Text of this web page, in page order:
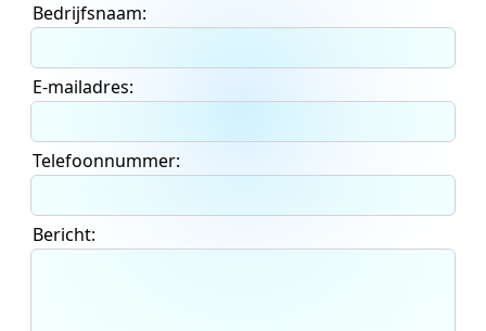
Bedrijfsnaam:
E-mailadres:
Telefoonnummer:
Bericht: